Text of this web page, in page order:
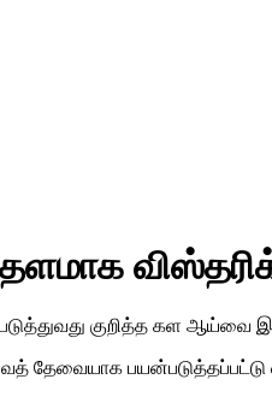
குறித்த கள
தேவையாக பயன்படுத்தப்பட்டு